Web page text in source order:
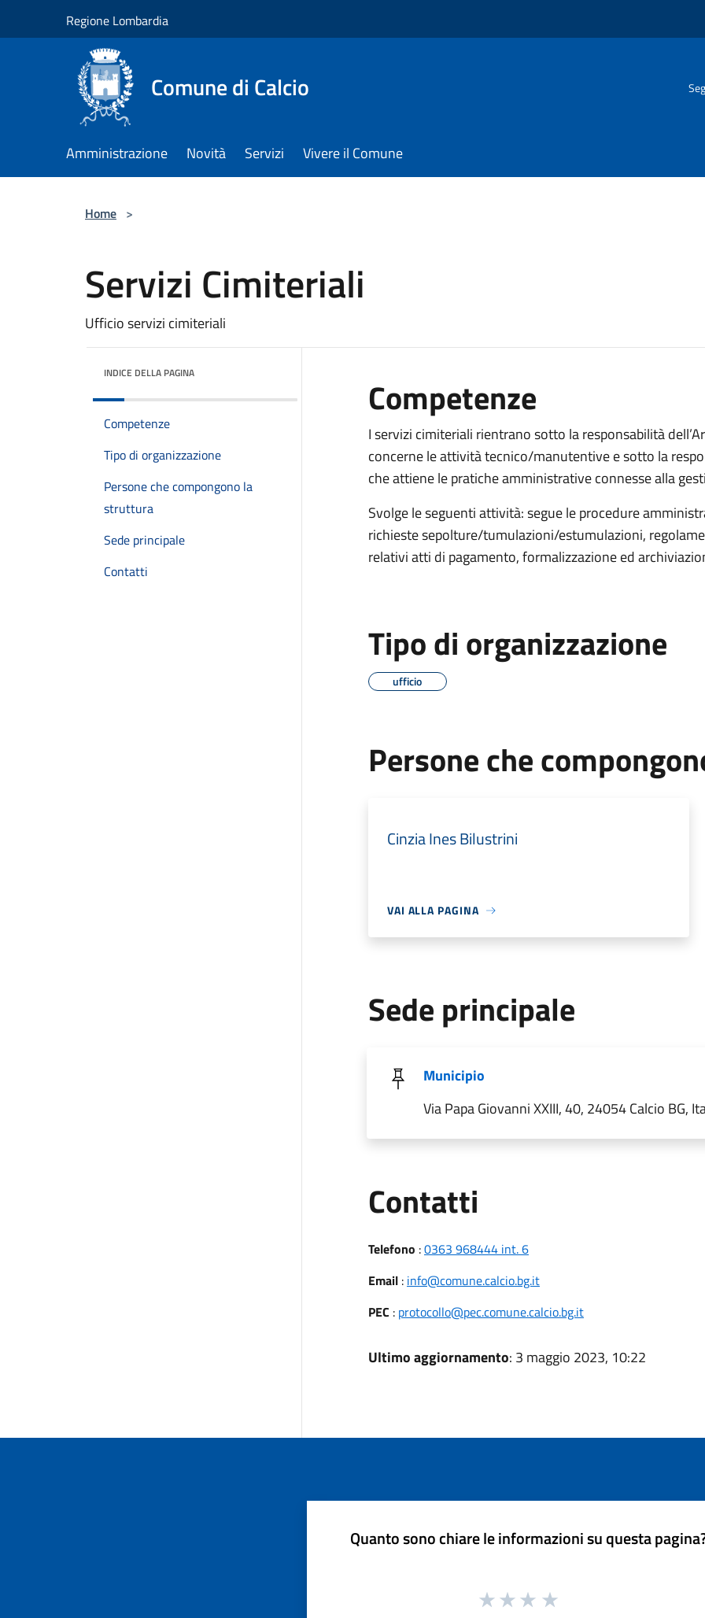
Regione Lombardia
Comune di Calcio
Amministrazione Novità Servizi Vivere il Comune
Home >
Servizi Cimiteriali
Ufficio servizi cimiteriali
INDICE DELLA PAGINA
Competenze
Tipo di organizzazione
Persone che compongono la
struttura
Sede principale
Contatti
Competenze
I servizi cimiteriali rientrano sotto la responsabilità
concerne le attività tecnico/manutentive e sotto la
che attiene le pratiche amministrative connesse alla
Svolge le seguenti attività: segue le procedure
richieste sepolture/tumulazioni/estumulazioni,
relativi atti di pagamento, formalizzazione ed
Tipo di organizzazione
ufficio
Persone che
Cinzia Ines Bilustrini
VAI ALLA PAGINA
Sede principale
Municipio
Via Papa Giovanni XXIII, 40, 24054 Calcio BG,
Contatti
Telefono :0363 968444 int. 6
Email: info@comune.calcio.bg.it
PEC : protocollo@pec.comune.calcio.bg.it
Ultimo aggiornamento: 3 maggio 2023, 10:22
Quanto sono chiare le informazioni su questa